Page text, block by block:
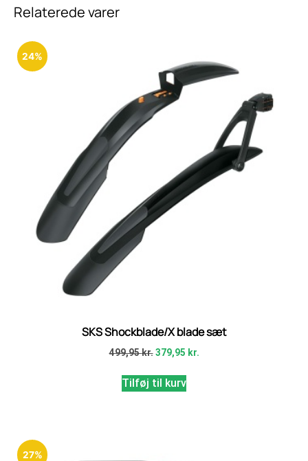
Relaterede varer
24%
SKS Shockblade/X blade sæt
499,95kr. 379,95 kr.
Tilføj til kurv
27%